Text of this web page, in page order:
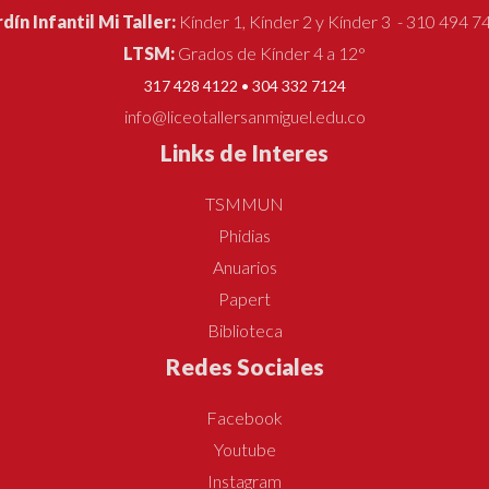
Infantil Mi Taller: Kínder 1, Kínder 2 y Kínder 3 - 310 494
LTSM: Grados de Kínder 4 a 12°
317 428 4122 • 304 332 7124
info@liceotallersanmiguel.edu.co
Links de Interes
TSMMUN
Phidias
Anuarios
Papert
Biblioteca
Redes Sociales
Facebook
Youtube
Instagram